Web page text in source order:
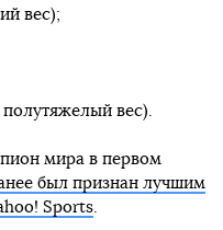
вес);
полутяжелый вес).
мира в первом
был признан лучшим
Sports.